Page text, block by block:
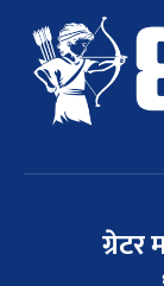
ग्रेटर